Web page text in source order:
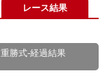
レース結果
重勝式-経過結果